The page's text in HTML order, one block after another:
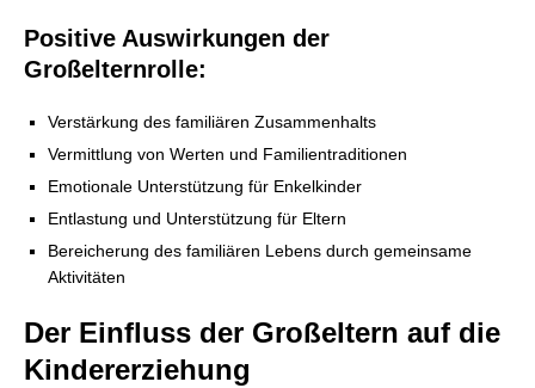
Positive Auswirkungen der
Großelternrolle:
Verstärkung des familiären Zusammenhalts
Vermittlung von Werten und Familientraditionen
Emotionale Unterstützung für Enkelkinder
Entlastung und Unterstützung für Eltern
Bereicherung des familiären Lebens durch gemeinsame
Aktivitäten
Der Einfluss der Großeltern auf die
Kindererziehung